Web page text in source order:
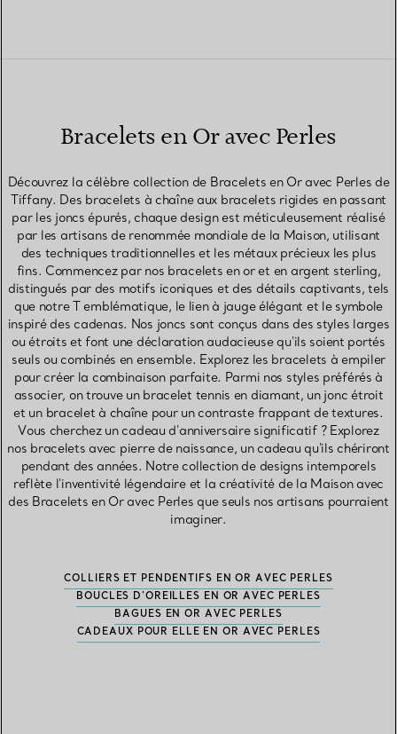
Bracelets en Or avec Perles
Découvrez la célèbre collection de Bracelets en Or avec Perles de
Tiffany. Des bracelets à chaîne aux bracelets rigides en passant
par les joncs épurés, chaque design est méticuleusement réalisé
par les artisans de renommée mondiale de la Maison, utilisant
des techniques traditionnelles et les métaux précieux les plus
fins. Commencez par nos bracelets en or et en argent sterling,
distingués par des motifs iconiques et des détails captivants, tels
que notre T emblématique, le lien à jauge élégant et le symbole
inspiré des cadenas. Nos joncs sont conçus dans des styles larges
ou étroits et font une déclaration audacieuse qu'ils soient portés
seuls ou combinés en ensemble. Explorez les bracelets à empiler
pour créer la combinaison parfaite. Parmi nos styles préférés à
associer, on trouve un bracelet tennis en diamant, un jonc étroit
et un bracelet à chaîne pour un contraste frappant de textures.
Vous cherchez un cadeau d'anniversaire significatif ? Explorez
nos bracelets avec pierre de naissance, un cadeau qu'ils chériront
pendant des années. Notre collection de designs intemporels
reflète l'inventivité légendaire et la créativité de la Maison avec
des Bracelets en Or avec Perles que seuls nos artisans pourraient
imaginer.
COLLIERS ET PENDENTIFS EN OR AVEC PERLES
BOUCLES D’OREILLES EN OR AVEC PERLES
BAGUES EN OR AVEC PERLES
CADEAUX POUR ELLE EN OR AVEC PERLES